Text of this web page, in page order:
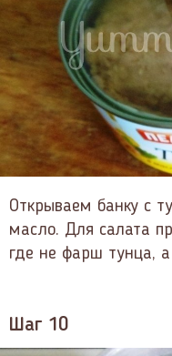
Открываем банку с
масло. Для салата
где не фарш тунца, а
Шаг 10